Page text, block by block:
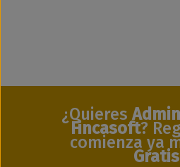
¿Quieres
Fincasoft?
comienza ya
Gratis